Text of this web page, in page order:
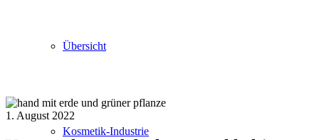
Übersicht
Kosmetik-Industrie
1. August 2022